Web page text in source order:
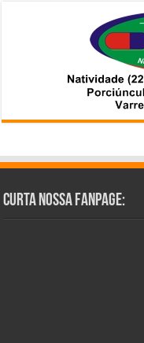
Curta Nossa Fanpage: